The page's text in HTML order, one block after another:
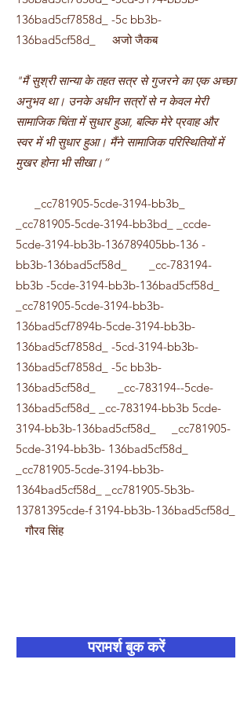
136bad5cf7858d_ -5c bb3b-
136bad5cf58d_
अजो जैकब
"मैं सुश्री सान्या के तहत सत्र से गुजरने का एक अच्छा
अनुभव था। उनके अधीन सत्रों से न केवल मेरी
सामाजिक चिंता में सुधार हुआ, बल्कि मेरे प्रवाह और
स्वर में भी सुधार हुआ। मैंने सामाजिक परिस्थितियों में
मुखर होना भी सीखा।”
_cc781905-5cde-3194-bb3b_
_cc781905-5cde-3194-bb3bd_ _ccde-
5cde-3194-bb3b-136789405bb-136 -
bb3b-136bad5cf58d_ _cc-783194-
bb3b -5cde-3194-bb3b-136bad5cf58d_
_cc781905-5cde-3194-bb3b-
136bad5cf7894b-5cde-3194-bb3b-
136bad5cf7858d_ -5cd-3194-bb3b-
136bad5cf7858d_ -5c bb3b-
136bad5cf58d_ _cc-783194--5cde-
136bad5cf58d_ _cc-783194-bb3b 5cde-
3194-bb3b-136bad5cf58d_ _cc781905-
5cde-3194-bb3b- 136bad5cf58d_
_cc781905-5cde-3194-bb3b-
1364bad5cf58d_ _cc781905-5b3b-
13781395cde-f 3194-bb3b-136bad5cf58d_
गौरव सिंह
परामर्श बुक करें